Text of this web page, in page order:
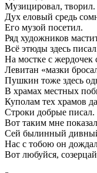
Музицировал, творил.
Дух еловый средь
Его музой посетил.
Ряд художников
Всё этюды здесь
На мостке с жердочек
Левитан «мазки
Пушкин тоже здесь
В храмах местных
Куполам тех храмов
Строки добрые писал.
Вот таким мне
Сей былинный
Нас с тобою он
Вот любуйся,